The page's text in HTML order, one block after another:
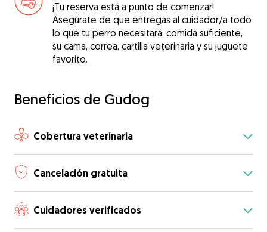
¡Tu reserva está a punto de comenzar!
Asegúrate de que entregas al cuidador/a todo
lo que tu perro necesitará: comida suficiente,
su cama, correa, cartilla veterinaria y su juguete
favorito.
Beneficios de Gudog
Cobertura veterinaria
Cancelación gratuita
Cuidadores verificados